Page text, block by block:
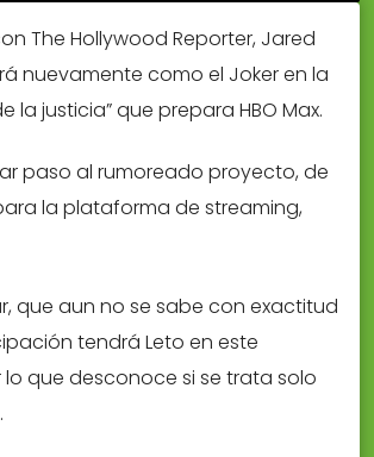
The Hollywood Reporter, Jared
nuevamente como el Joker en la
la justicia” que prepara HBO Max.
paso al rumoreado proyecto, de
la plataforma de streaming,
que aun no se sabe con exactitud
tendrá Leto en este
que desconoce si se trata solo